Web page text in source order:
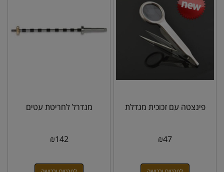
פינצטה עם זכוכית מגדלת
₪47
מנדרל לחריטת עטים
₪142